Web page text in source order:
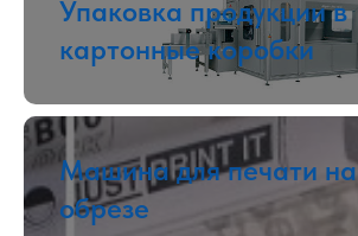
Упаковка продукции в
картонные коробки
Машина для печати на
обрезе